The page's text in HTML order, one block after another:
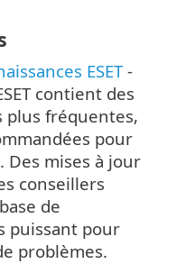
ESET-
contient des
plus fréquentes,
pour
Des mises à jour
conseillers
de
puissant pour
problèmes.